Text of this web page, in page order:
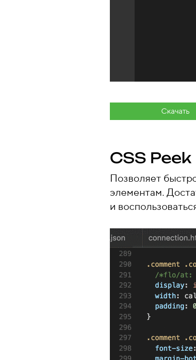
Скачать
CSS Peek
Позволяет
элементам.
и